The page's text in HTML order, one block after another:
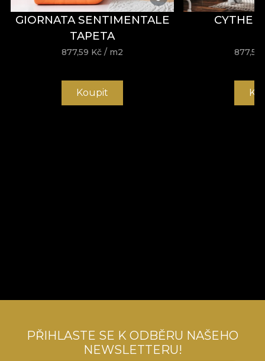
GIORNATA SENTIMENTALE
TAPETA
877,59 Kč / m2
Koupit
877,59
PŘIHLASTE SE K ODBĚRU NAŠEHO
NEWSLETTERU!